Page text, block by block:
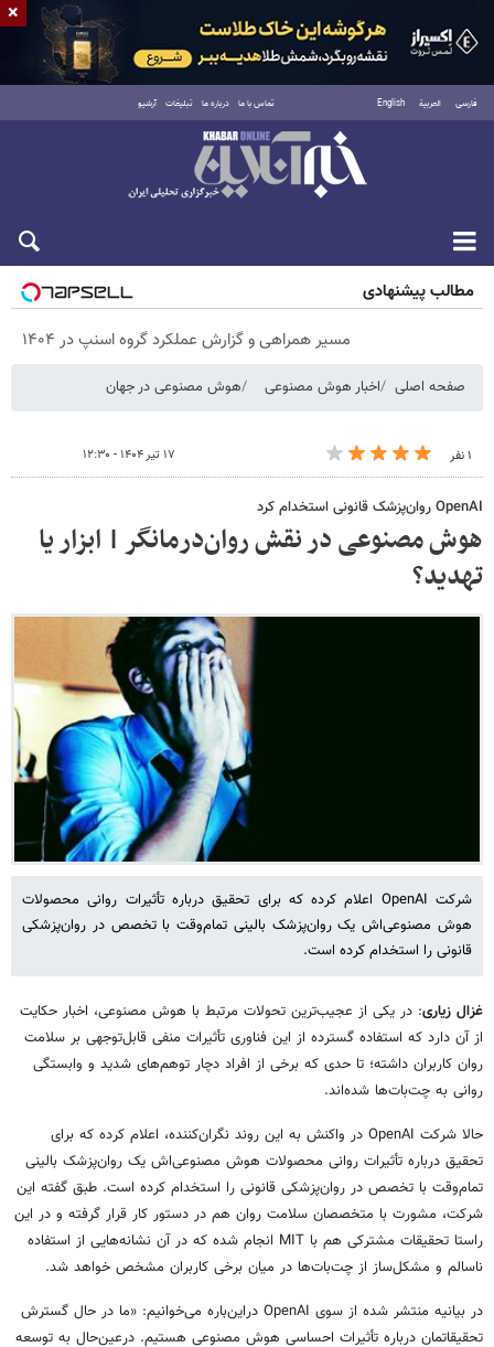
فارسی العربية English تماس با ما درباره ما تبلیغات آرشیو
پنجشنبه ۱۵ مرداد ۱۴۰۵
مطالب پیشنهادی
مسیر همراهی و گزارش عملکرد گروه اسنپ در ۱۴۰۴
صفحه اصلی اخبار هوش مصنوعی هوش مصنوعی در جهان
۱ نفر ۱۷ تیر ۱۴۰۴ - ۱۲:۳۰
OpenAI روان‌پزشک قانونی استخدام کرد
هوش مصنوعی در نقش روان‌درمانگر | ابزار یا
تهدید؟
شرکت OpenAI اعلام کرده که برای تحقیق درباره تأثیرات روانی محصولات
هوش مصنوعی‌اش یک روان‌پزشک بالینی تمام‌وقت با تخصص در روان‌پزشکی
قانونی را استخدام کرده است.
غزال زیاری: در یکی از عجیب‌ترین تحولات مرتبط با هوش مصنوعی، اخبار حکایت
از آن دارد که استفاده گسترده از این فناوری تأثیرات منفی قابل‌توجهی بر سلامت
روان کاربران داشته؛ تا حدی که برخی از افراد دچار توهم‌های شدید و وابستگی
روانی به چت‌بات‌ها شده‌اند.
حالا شرکت OpenAI در واکنش به این روند نگران‌کننده، اعلام کرده که برای
تحقیق درباره تأثیرات روانی محصولات هوش مصنوعی‌اش یک روان‌پزشک بالینی
تمام‌وقت با تخصص در روان‌پزشکی قانونی را استخدام کرده است. طبق گفته این
شرکت، مشورت با متخصصان سلامت روان هم در دستور کار قرار گرفته و در این
راستا تحقیقات مشترکی هم با MIT انجام شده که در آن نشانه‌هایی از استفاده
ناسالم و مشکل‌ساز از چت‌بات‌ها در میان برخی کاربران مشخص خواهد شد.
در بیانیه منتشر شده از سوی OpenAI دراین‌باره می‌خوانیم: «ما در حال گسترش
تحقیقاتمان درباره تأثیرات احساسی هوش مصنوعی هستیم. درعین‌حال به توسعه
×